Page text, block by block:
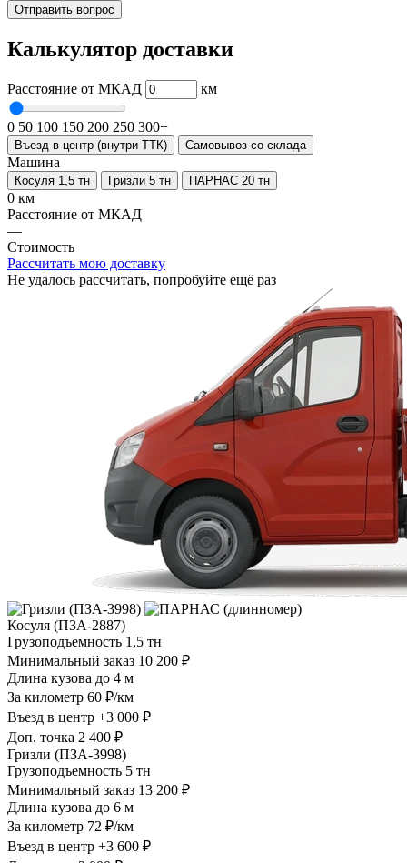
Отправить вопрос
Калькулятор доставки
Расстояние от МКАД км
0 50 100 150 200 250 300+
Въезд в центр (внутри ТТК) Самовывоз со склада
Машина
Косуля 1,5 тн Гризли 5 тн ПАРНАС 20 тн
0 км
Расстояние от МКАД
—
Стоимость
Рассчитать мою доставку
Не удалось рассчитать, попробуйте ещё раз
Косуля (ПЗА-2887)
Грузоподъемность 1,5 тн
Минимальный заказ 10 200 ₽
Длина кузова до 4 м
За километр 60 ₽/км
Въезд в центр +3 000 ₽
Доп. точка 2 400 ₽
Гризли (ПЗА-3998)
Грузоподъемность 5 тн
Минимальный заказ 13 200 ₽
Длина кузова до 6 м
За километр 72 ₽/км
Въезд в центр +3 600 ₽